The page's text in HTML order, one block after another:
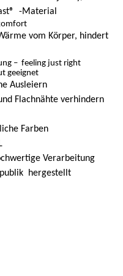
-Material
vom Körper, hindert
– feeling just right
geeignet
Ausleiern
Flachnähte verhindern
Farben
Verarbeitung
hergestellt